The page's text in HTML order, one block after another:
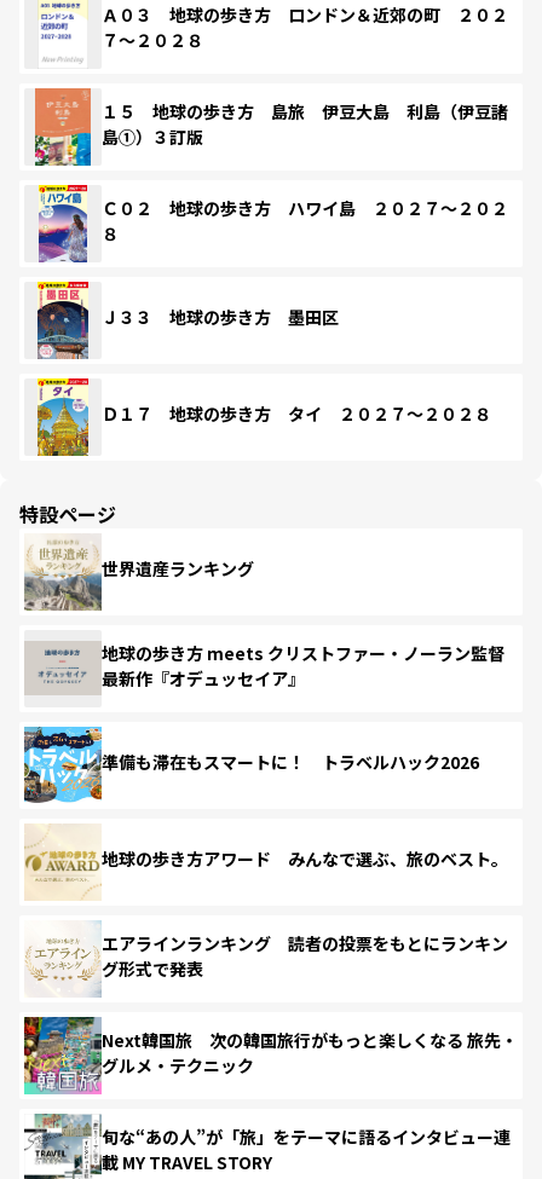
Ａ０３ 地球の歩き方 ロンドン＆近郊の町 ２０２
７～２０２８
１５ 地球の歩き方 島旅 伊豆大島 利島（伊豆諸
島①）３訂版
Ｃ０２ 地球の歩き方 ハワイ島 ２０２７～２０２
８
Ｊ３３ 地球の歩き方 墨田区
Ｄ１７ 地球の歩き方 タイ ２０２７～２０２８
特設ページ
世界遺産ランキング
地球の歩き方 meets クリストファー・ノーラン監督
最新作『オデュッセイア』
準備も滞在もスマートに！ トラベルハック2026
地球の歩き方アワード みんなで選ぶ、旅のベスト。
エアラインランキング 読者の投票をもとにランキン
グ形式で発表
Next韓国旅 次の韓国旅行がもっと楽しくなる 旅先・
グルメ・テクニック
旬な“あの人”が「旅」をテーマに語るインタビュー連
載 MY TRAVEL STORY